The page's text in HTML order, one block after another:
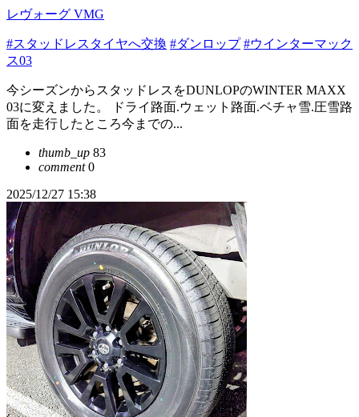
レヴォーグ VMG
#スタッドレスタイヤへ交換 #ダンロップ #ウインターマック
ス03
今シーズンからスタッドレスをDUNLOPのWINTER MAXX
03に変えました。 ドライ路面.ウェット路面.ベチャ雪.圧雪路
面を走行したところ今までの...
thumb_up 83
comment0
2025/12/27 15:38